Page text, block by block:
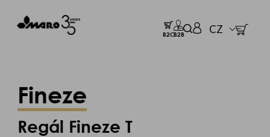
B2CB2B CZ
Fineze
Regál Fineze T